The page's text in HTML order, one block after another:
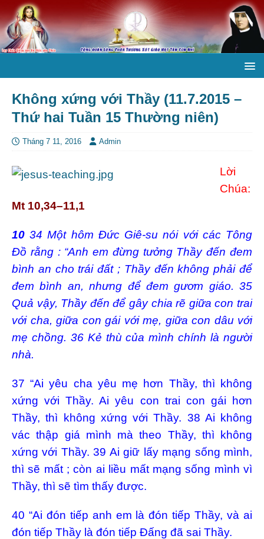
Không xứng với Thầy (11.7.2015 –
Thứ hai Tuần 15 Thường niên)
Tháng 7 11, 2016 Admin
Lời
Chúa:
Mt 10,34–11,1
10 34 Một hôm Đức Giê-su nói với các Tông
Đồ rằng : “Anh em đừng tưởng Thầy đến đem
bình an cho trái đất ; Thầy đến không phải để
đem bình an, nhưng để đem gươm giáo. 35
Quả vậy, Thầy đến để gây chia rẽ giữa con trai
với cha, giữa con gái với mẹ, giữa con dâu với
mẹ chồng. 36 Kẻ thù của mình chính là người
nhà.
37 “Ai yêu cha yêu mẹ hơn Thầy, thì không
xứng với Thầy. Ai yêu con trai con gái hơn
Thầy, thì không xứng với Thầy. 38 Ai không
vác thập giá mình mà theo Thầy, thì không
xứng với Thầy. 39 Ai giữ lấy mạng sống mình,
thì sẽ mất ; còn ai liều mất mạng sống mình vì
Thầy, thì sẽ tìm thấy được.
40 “Ai đón tiếp anh em là đón tiếp Thầy, và ai
đón tiếp Thầy là đón tiếp Đấng đã sai Thầy.